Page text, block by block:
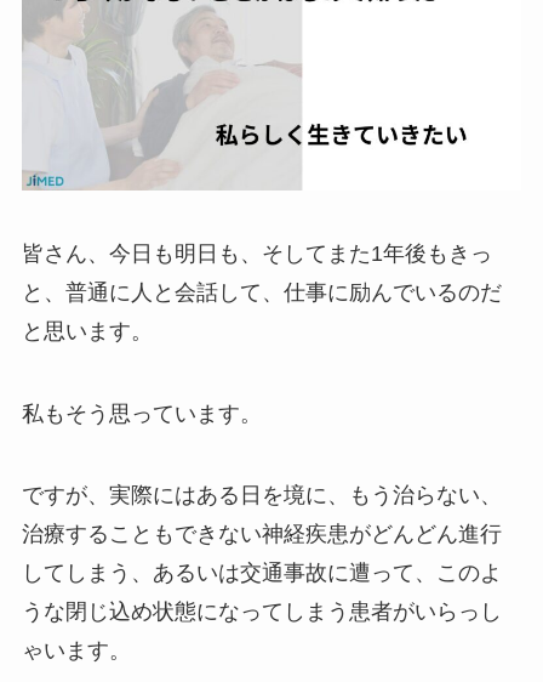
皆さん、今日も明日も、そしてまた1年後もきっ
と、普通に人と会話して、仕事に励んでいるのだ
と思います。
私もそう思っています。
ですが、実際にはある日を境に、もう治らない、
治療することもできない神経疾患がどんどん進行
してしまう、あるいは交通事故に遭って、このよ
うな閉じ込め状態になってしまう患者がいらっし
ゃいます。